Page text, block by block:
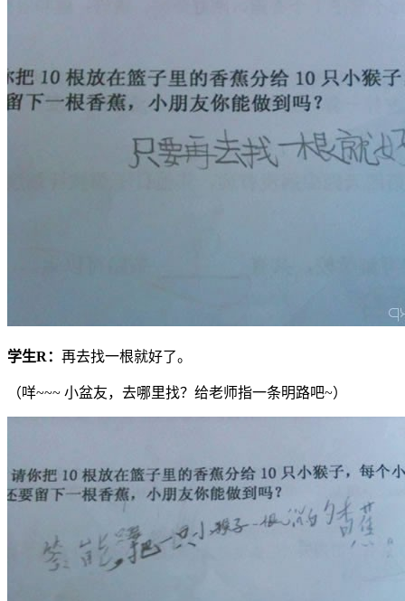
学生R： 再去找一根就好了。
（咩~~~ 小盆友，去哪里找？给老师指一条明路吧~）